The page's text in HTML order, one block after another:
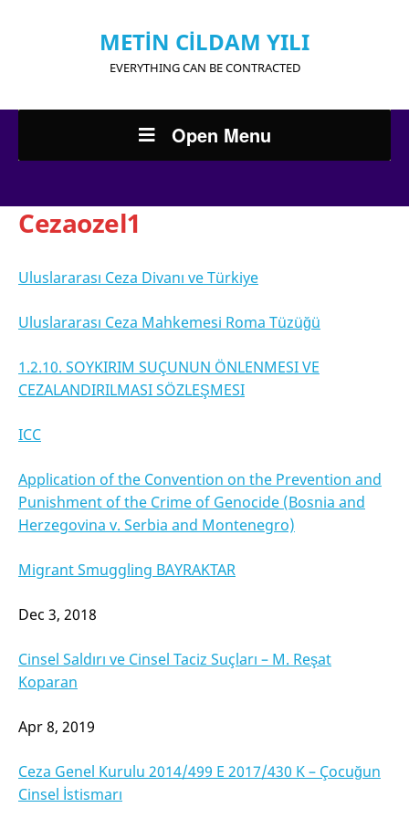
METİN CİLDAM YILI
EVERYTHING CAN BE CONTRACTED
Open Menu
Cezaozel1
Uluslararası Ceza Divanı ve Türkiye
Uluslararası Ceza Mahkemesi Roma Tüzüğü
1.2.10. SOYKIRIM SUÇUNUN ÖNLENMESI VE
CEZALANDIRILMASI SÖZLEŞMESI
ICC
Application of the Convention on the Prevention and
Punishment of the Crime of Genocide (Bosnia and
Herzegovina v. Serbia and Montenegro)
Migrant Smuggling BAYRAKTAR
Dec 3, 2018
Cinsel Saldırı ve Cinsel Taciz Suçları – M. Reşat
Koparan
Apr 8, 2019
Ceza Genel Kurulu 2014/499 E 2017/430 K – Çocuğun
Cinsel İstismarı